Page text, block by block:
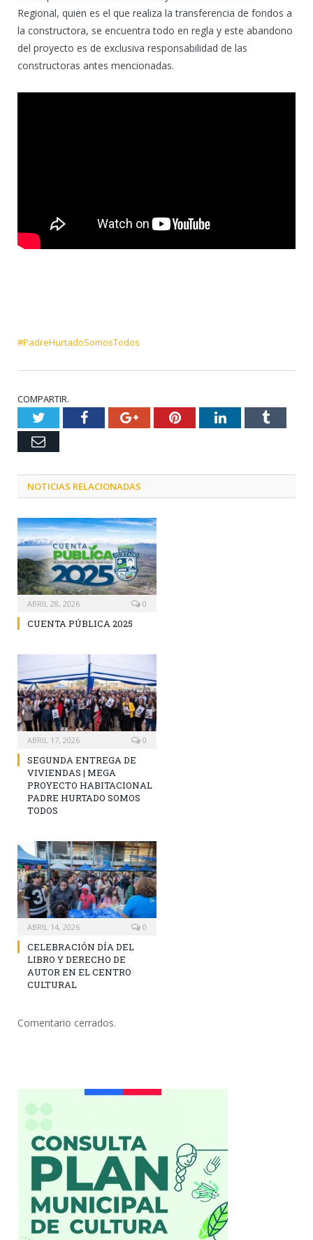
Regional, quien es el que realiza la transferencia de fondos a
la constructora, se encuentra todo en regla y este abandono
del proyecto es de exclusiva responsabilidad de las
constructoras antes mencionadas.
#PadreHurtadoSomosTodos
COMPARTIR.
TwitterFacebookGoogle+PinterestLinkedInTumblr
Email
NOTICIAS RELACIONADAS
ABRIL 28, 2026 0
CUENTA PÚBLICA 2025
ABRIL 17, 2026 0
SEGUNDA ENTREGA DE
VIVIENDAS | MEGA
PROYECTO HABITACIONAL
PADRE HURTADO SOMOS
TODOS
ABRIL 14, 2026 0
CELEBRACIÓN DÍA DEL
LIBRO Y DERECHO DE
AUTOR EN EL CENTRO
CULTURAL
Comentario cerrados.